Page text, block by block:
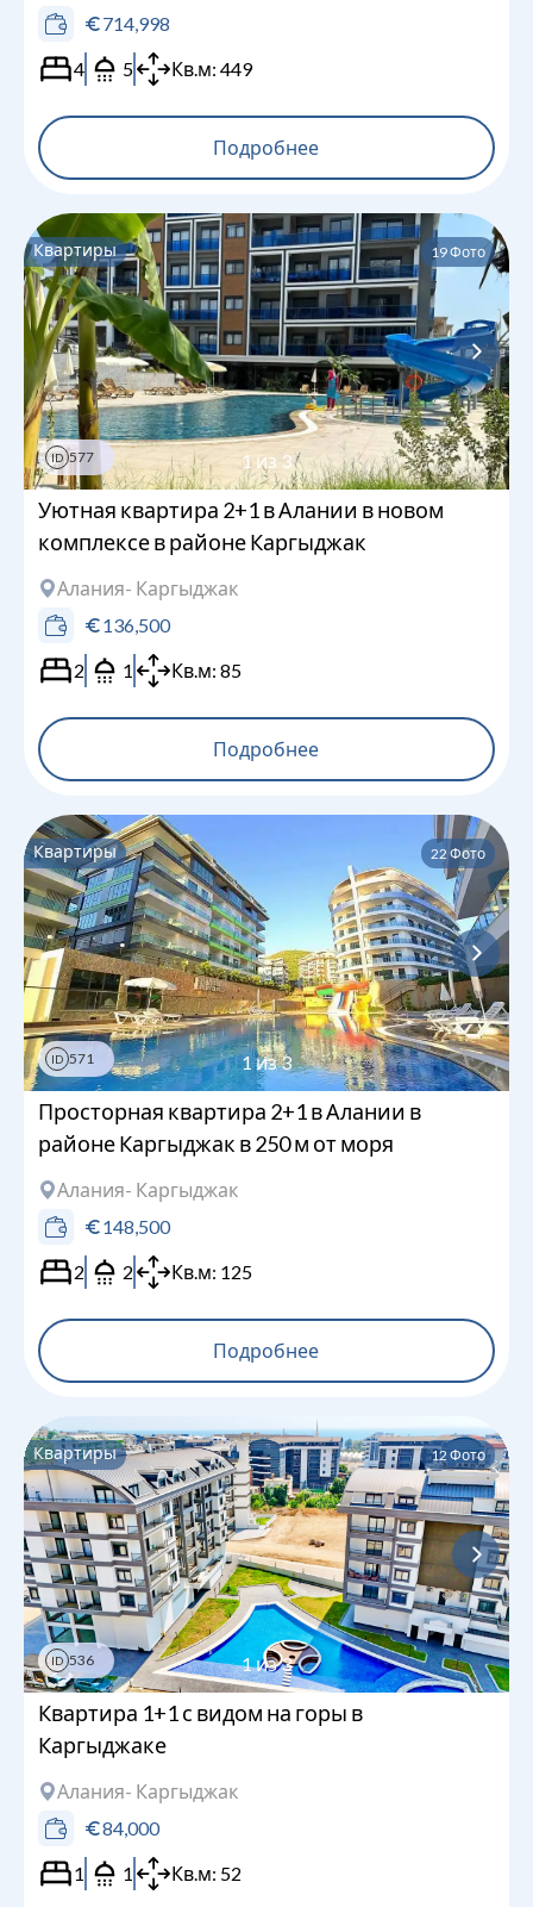
714,998
4
5 Кв.м: 449
Подробнее
Квартиры 19Фото
ID 577 1 из 3
Уютная квартира 2+1 в Алании в новом
комплексе в районе Каргыджак
Алания- Каргыджак
136,500
2
1 Кв.м: 85
Подробнее
Квартиры 22 Фото
ID 571 1из3
Просторная квартира 2+1 в Алании в
районе Каргыджак в 250 м от моря
Алания- Каргыджак
148,500
2
2 Кв.м: 125
Подробнее
Квартиры 12Фото
ID 536 1из3
Квартира 1+1 с видом на горы в
Каргыджаке
Алания- Каргыджак
84,000
1
1 Кв.м: 52